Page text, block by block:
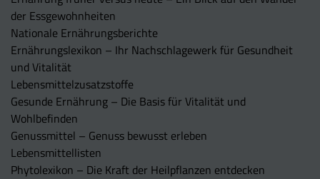
der Essgewohnheiten
Nationale Ernährungsberichte
Ernährungslexikon – Ihr Nachschlagewerk für Gesundheit
und Vitalität
Lebensmittelzusatzstoffe
Gesunde Ernährung – Die Basis für Vitalität und
Wohlbefinden
Genussmittel – Genuss bewusst erleben
Lebensmittellisten
Phytolexikon – Die Kraft der Heilpflanzen entdecken